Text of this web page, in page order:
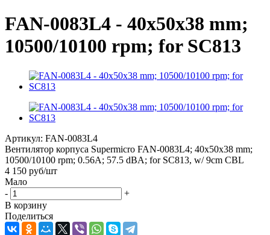
FAN-0083L4 - 40x50x38 mm;
10500/10100 rpm; for SC813
Артикул: FAN-0083L4
Вентилятор корпуса Supermicro FAN-0083L4; 40x50x38 mm;
10500/10100 rpm; 0.56A; 57.5 dBA; for SC813, w/ 9cm CBL
4 150 руб/шт
Мало
-
+
В корзину
Поделиться